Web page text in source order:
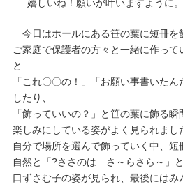
嬉しいね！願いが叶いますように。
今日はホールにある笹の葉に短冊を
ご家庭で保護者の方々と一緒に作っ
と
「これ〇〇の！」「お願い事書いた
したり、
「飾っていいの？」と笹の葉に飾る瞬
楽しみにしている姿がよく見られまし
自分で場所を選んで飾っていく中、短
自然と「?ささのは さ～らさら～」
口ずさむ子の姿が見られ、最後にはみ